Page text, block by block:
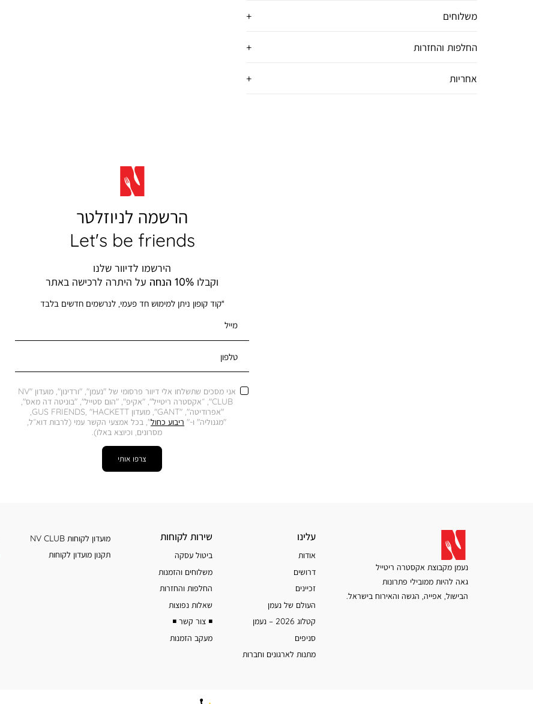
משלוחים
החלפות והחזרות
אחריות
הרשמה לניוזלטר
Let's be friends
הירשמו לדיוור שלנו
וקבלו 10% הנחה על היתרה לרכישה באתר
*קוד קופון ניתן למימוש חד פעמי, לנרשמים חדשים בלבד
מייל
טלפון
אני מסכים שתשלחו אלי דיוור פרסומי של "נעמן", "ורדינון", מועדון "NV
CLUB", ״אקסטרה ריטייל", "אקיפ", "הום סטייל", "בוניטה דה מאס",
"מגנוליה" ו-" ריבוע כחול", בכל אמצעי הקשר עמי (לרבות דוא״ל,
מסרונים, וכיוצא באלו).
צרפו אותי
נעמן מקבוצת אקסטרה ריטייל
גאה להיות ממובילי פתרונות
הבישול, אפייה, הגשה והאירוח בישראל.
עלינו
עלינו
אודות
דרושים
זכיינים
העולם של נעמן
קטלוג 2026 – נעמן
סניפים
מתנות לארגונים וחברות
שירות
שירות לקוחות
ביטול עסקה
משלוחים והזמנות
החלפות והחזרות
שאלות נפוצות
◾️ צור קשר ◾️
מעקב הזמנות
מידע
נוסף
מועדון לקוחות NV CLUB
תקנון מועדון לקוחות